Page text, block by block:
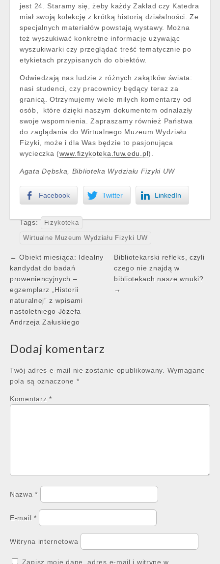
jest 24. Staramy się, żeby każdy Zakład czy Katedra
miał swoją kolekcję z krótką historią działalności. Ze
specjalnych materiałów powstają wystawy. Można
też wyszukiwać konkretne informacje używając
wyszukiwarki czy przeglądać treść tematycznie po
etykietach przypisanych do obiektów.
Odwiedzają nas ludzie z różnych zakątków świata:
nasi studenci, czy pracownicy będący teraz za
granicą. Otrzymujemy wiele miłych komentarzy od
osób, które dzięki naszym dokumentom odnalazły
swoje wspomnienia. Zapraszamy również Państwa
do zaglądania do Wirtualnego Muzeum Wydziału
Fizyki, może i dla Was będzie to pasjonująca
wycieczka (www.fizykoteka.fuw.edu.pl).
Agata Dębska, Biblioteka Wydziału Fizyki UW
Facebook Twitter LinkedIn
Tags: Fizykoteka
Wirtualne Muzeum Wydziału Fizyki UW
Post
navigation
← Obiekt miesiąca: Idealny
kandydat do badań
proweniencyjnych –
egzemplarz „Historii
naturalnej” z wpisami
nastoletniego Józefa
Andrzeja Załuskiego
Bibliotekarski refleks, czyli
czego nie znajdą w
bibliotekach nasze wnuki?
→
Dodaj komentarz
Twój adres e-mail nie zostanie opublikowany.
Wymagane
pola są oznaczone *
Komentarz *
Nazwa*
E-mail *
Witryna internetowa
Zapisz moje dane, adres e-mail i witrynę w